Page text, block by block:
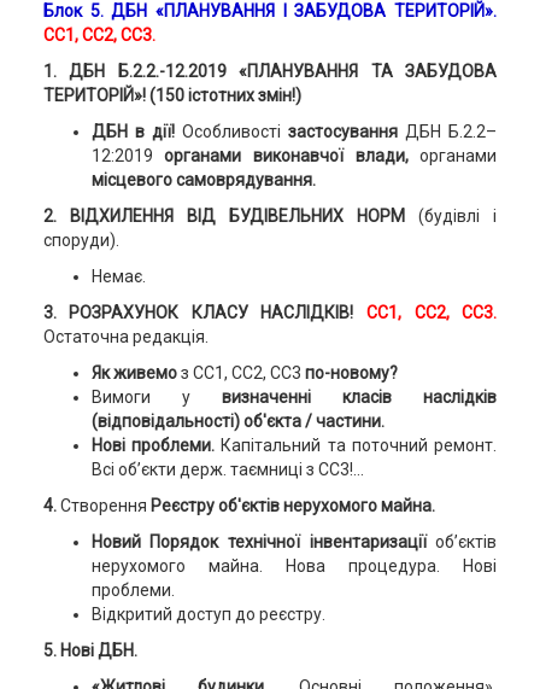
Блок 5.ДБН «ПЛАНУВАННЯ І ЗАБУДОВА ТЕРИТОРІЙ».
СС1, СС2, СС3.
1 .
ДБН Б.2.2.-12.2019 «ПЛАНУВАННЯ ТА ЗАБУДОВА
ТЕРИТОРІЙ»!(150 істотних змін!)
ДБН в дії! ОсобливостізастосуванняДБН Б.2.2–
12:2019органами виконавчої влади,органами
місцевого самоврядування.
2. ВІДХИЛЕННЯ ВІД БУДІВЕЛЬНИХ НОРМ
(будівлі і
споруди).
Немає.
3.
РОЗРАХУНОК КЛАСУ НАСЛІДКІВ! СС1, СС2, СС3.
Остаточна редакція.
Як живемоз СС1, СС2, СС3 по-новому?
Вимоги увизначенні класів наслідків
(відповідальності) об'єкта / частини.
Нові проблеми. Капітальний та поточний ремонт.
Всі об’єкти держ. таємниці з СС3!...
4.Створення Реєстру об'єктів нерухомого майна.
Новий Порядок технічної інвентаризаціїоб’єктів
нерухомого майна. Нова процедура. Нові
проблеми.
Відкритий доступ до реєстру.
5. Нові ДБН.